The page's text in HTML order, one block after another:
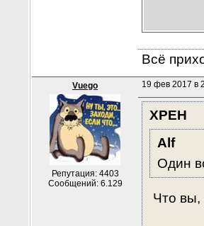
Всё
Vuego
Репутация: 4403
Сообщений: 6.129
19 фев 2017 в
XPEH
Alf
Один
Что